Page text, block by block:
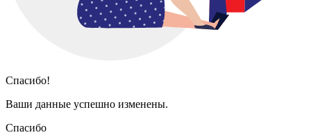
Спасибо!
Ваши данные успешно изменены.
Спасибо